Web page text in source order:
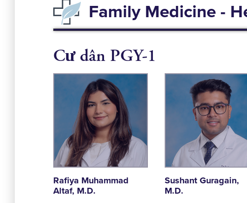
Family Medicine -
Cư dân PGY-1
Rafiya Muhammad
Altaf, M.D.
Sushant Guragain,
M.D.